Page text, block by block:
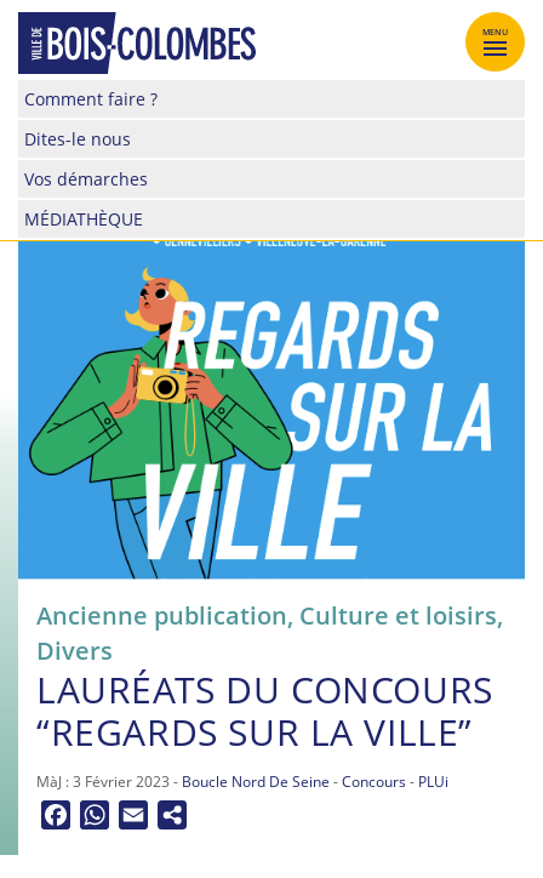
Skip
content
Site
de
la
de
Bois-
Comment faire ?
Dites-le nous
Vos démarches
MÉDIATHÈQUE
MENU
Ancienne publication, Culture et loisirs,
Divers
LAURÉATS DU CONCOURS
“REGARDS SUR LA VILLE”
MàJ : 3 Février 2023 - Boucle Nord De Seine -Concours- PLUi
FacebookWhatsApp
Email